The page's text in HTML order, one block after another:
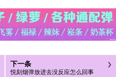
下一条
悦刻烟弹放进去没反应怎么回事